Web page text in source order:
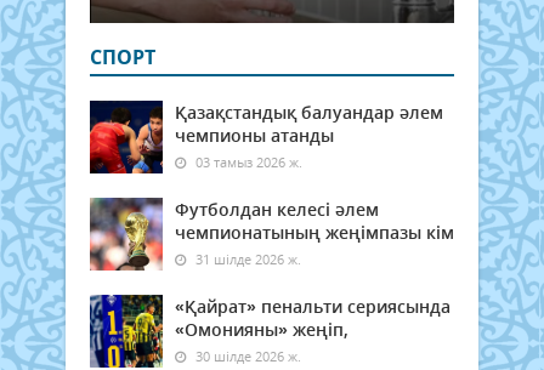
СПОРТ
Қазақстандық балуандар әлем
чемпионы атанды
03 тамыз 2026 ж.
Футболдан келесі әлем
чемпионатының жеңімпазы кім
31 шілде 2026 ж.
«Қайрат» пенальти сериясында
«Омонияны» жеңіп,
30 шілде 2026 ж.